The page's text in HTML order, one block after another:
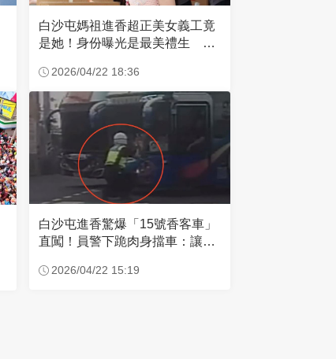
白沙屯媽祖進香超正美女義工竟
是她！身份曝光是最美禮生 一
2026/04/22 18:36
白沙屯進香驚爆「15號香客車」
直闖！員警下跪肉身擋車：讓行
2026/04/22 15:19